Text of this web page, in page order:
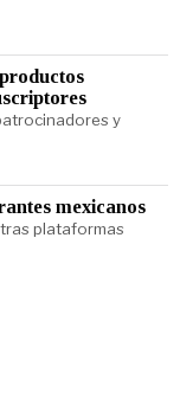
y
mexicanos
plataformas